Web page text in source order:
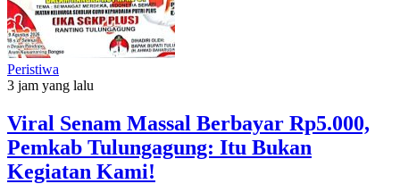
Peristiwa
3 jam yang lalu
Viral Senam Massal Berbayar Rp5.000,
Pemkab Tulungagung: Itu Bukan
Kegiatan Kami!